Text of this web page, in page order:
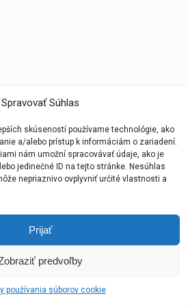
Spravovať Súhlas
skúseností používame technológie, ako
a/alebo prístup k informáciám o zariadení.
nám umožní spracovávať údaje, ako je
jedinečné ID na tejto stránke. Nesúhlas
nepriaznivo ovplyvniť určité vlastnosti a
Prijať
predvoľby
používania súborov cookie